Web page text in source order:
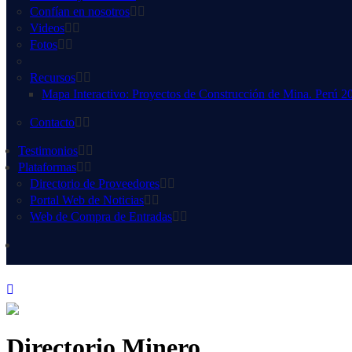
Confían en nosotros
Videos
Fotos
Recursos
Mapa Interactivo: Proyectos de Construcción de Mina. Perú
Contacto
Testimonios
Plataformas
Directorio de Proveedores
Portal Web de Noticias
Web de Compra de Entradas